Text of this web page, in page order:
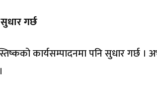
गर्छ
कार्यसम्पादनमा पनि सुधार गर्छ ।